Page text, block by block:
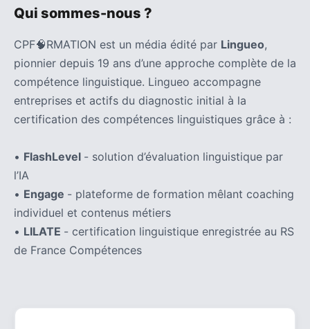
Qui sommes-nous ?
CPF🧠RMATION est un média édité par Lingueo,
pionnier depuis 19 ans d’une approche complète de la
compétence linguistique. Lingueo accompagne
entreprises et actifs du diagnostic initial à la
certification des compétences linguistiques grâce à :
• FlashLevel - solution d’évaluation linguistique par
l’IA
• Engage - plateforme de formation mêlant coaching
individuel et contenus métiers
• LILATE - certification linguistique enregistrée au RS
de France Compétences